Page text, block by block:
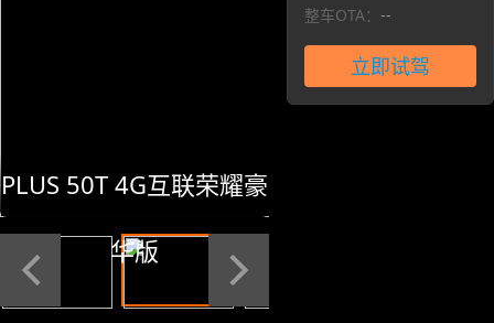
PLUS 50T 4G互联荣耀豪
华版
整车OTA： --
立即试驾